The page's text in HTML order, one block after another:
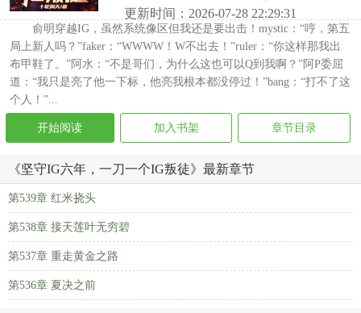
更新时间：2026-07-28 22:29:31
俞明穿越IG，虽然系统像区但我还是要出击！mystic：“哼，第五
局上新人吗？”faker：“WWWW！W不出去！”ruler：“你这样那我出
布甲鞋了。”阿水：“不是哥们，为什么这也可以Q到我啊？”阿P委屈
道：“我只是亮了他一下标，他亮我根本都没停过！”bang：“打不了这
个人！”...
开始阅读 加入书架 章节目录
《坚守IG六年，一刀一个IG叛徒》最新章节
第539章 红米挠头
第538章 接天莲叶无穷碧
第537章 重走黄金之路
第536章 夏决之前